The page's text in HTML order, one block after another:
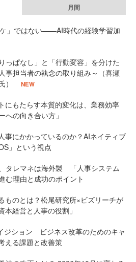
月間
」ではない——AI時代の経験学習加
っぱなし」と「行動変容」を分けた
事担当者の執念の取り組み～（喜瀬
NEW
にもたらす本質的変化は、業務効率
への向き合い方」
事にかかっているのか？AIネイティブ
」という視点
タレマネは海外製 「人事システム
む理由と成功のポイント
ものとは？松尾研究所×ビズリーチが
経営と人事の役割」
ジション ビジネス改革のためのキャ
える課題と改善策